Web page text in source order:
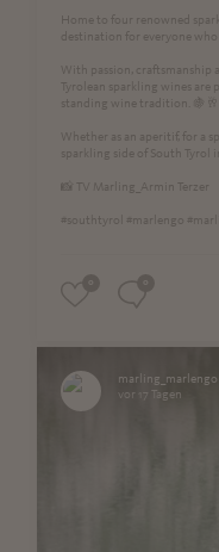
Home to four renowned
destination for everyone who
With passion,
Tyrolean sparkling wines are
standing wine tradition. 🍇🥂
Whether as an aperitif, for a
sparkling side of South Tyrol
📸 TV Marling_Armin Terzer
#southtyrol #marlengo
marling_marlengo
vor 17 Tagen